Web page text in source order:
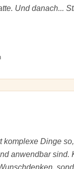
Und danach...
komplexe Dinge
anwendbar sind.